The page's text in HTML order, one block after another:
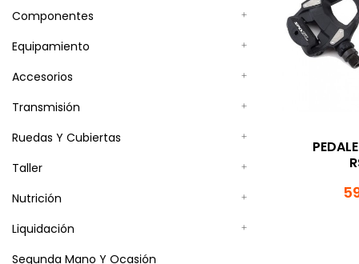
Componentes
Equipamiento
Accesorios
Transmisión
Ruedas Y Cubiertas
Taller
Nutrición
Liquidación
Segunda Mano Y Ocasión